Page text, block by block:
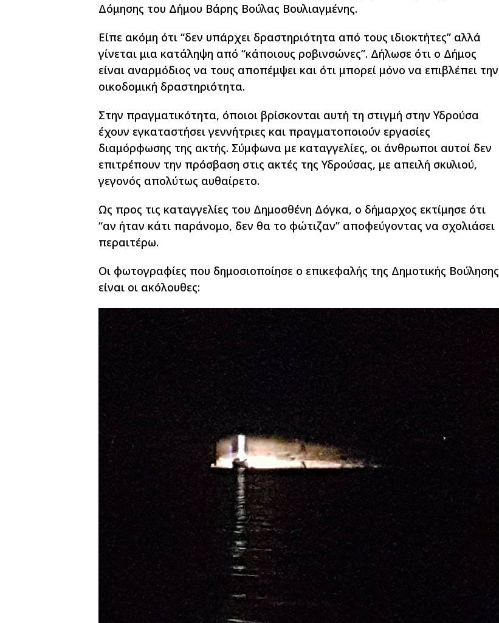
Δόμησης του Δήμου Βάρης Βούλας Βουλιαγμένης.
Είπε ακόμη ότι “δεν υπάρχει δραστηριότητα από τους ιδιοκτήτες” αλλά
γίνεται μια κατάληψη από “κάποιους ροβινσώνες”. Δήλωσε ότι ο Δήμος
είναι αναρμόδιος να τους αποπέμψει και ότι μπορεί μόνο να επιβλέπει την
οικοδομική δραστηριότητα.
Στην πραγματικότητα, όποιοι βρίσκονται αυτή τη στιγμή στην Υδρούσα
έχουν εγκαταστήσει γεννήτριες και πραγματοποιούν εργασίες
διαμόρφωσης της ακτής. Σύμφωνα με καταγγελίες, οι άνθρωποι αυτοί δεν
επιτρέπουν την πρόσβαση στις ακτές της Υδρούσας, με απειλή σκυλιού,
γεγονός απολύτως αυθαίρετο.
Ως προς τις καταγγελίες του Δημοσθένη Δόγκα, ο δήμαρχος εκτίμησε ότι
“αν ήταν κάτι παράνομο, δεν θα το φώτιζαν” αποφεύγοντας να σχολιάσει
περαιτέρω.
Οι φωτογραφίες που δημοσιοποίησε ο επικεφαλής της Δημοτικής Βούλησης
είναι οι ακόλουθες: